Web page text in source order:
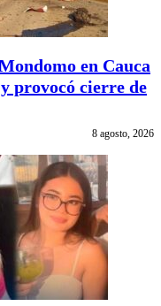
en Cauca
provocó cierre de
8 agosto, 2026